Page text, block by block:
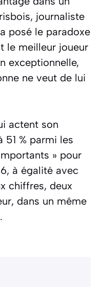
journaliste
posé le paradoxe
le meilleur joueur
exceptionnelle,
ne veut de lui
actent son
% parmi les
» pour
à égalité avec
chiffres, deux
dans un même